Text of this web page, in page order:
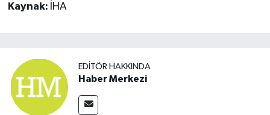
Kaynak: İHA
EDITÖR HAKKINDA
Haber Merkezi